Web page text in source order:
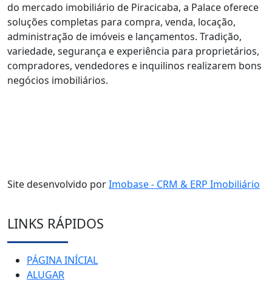
do mercado imobiliário de Piracicaba, a Palace oferece
soluções completas para compra, venda, locação,
administração de imóveis e lançamentos. Tradição,
variedade, segurança e experiência para proprietários,
compradores, vendedores e inquilinos realizarem bons
negócios imobiliários.
Site desenvolvido porImobase - CRM & ERP Imobiliário
LINKS RÁPIDOS
PÁGINA INÍCIAL
ALUGAR